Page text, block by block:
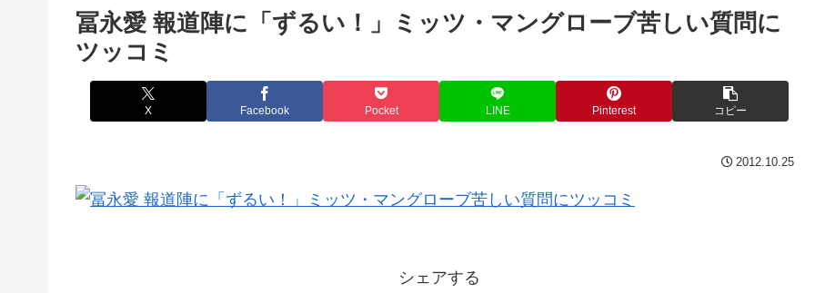
冨永愛 報道陣に「ずるい！」ミッツ・マングローブ苦しい質問に
ツッコミ
X Facebook Pocket LINE Pinterest コピー
2012.10.25
シェアする